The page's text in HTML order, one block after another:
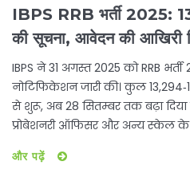
IBPS RRB भर्ती 2025:
की सूचना, आवेदन की आखिरी
IBPS ने 31 अगस्त 2025 को RRB
नोटिफिकेशन जारी की। कुल
से शुरू, अब 28 सितम्बर तक बढ़ा
प्रोबेशनरी ऑफिसर और अन्य स्केल के
रुपये, बाकी वर्गों के लिए 850 रुपये है।
और पढ़ें